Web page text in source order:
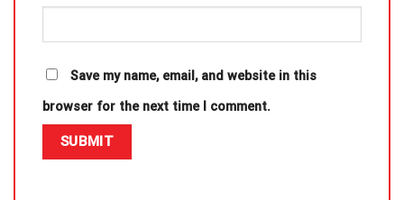
Save my name, email, and website in this
browser for the next time I comment.